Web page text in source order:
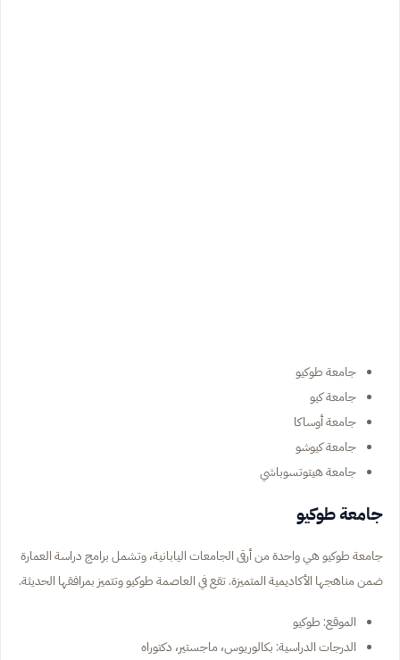
جامعة طوكيو
جامعة كيو
جامعة أوساكا
جامعة كيوشو
جامعة هيتوتسوباشي
جامعة طوكيو
جامعة طوكيو هي واحدة من أرقى الجامعات اليابانية، وتشمل برامج دراسة العمارة
ضمن مناهجها الأكاديمية المتميزة. تقع في العاصمة طوكيو وتتميز بمرافقها الحديثة.
الموقع: طوكيو
الدرجات الدراسية: بكالوريوس، ماجستير، دكتوراه